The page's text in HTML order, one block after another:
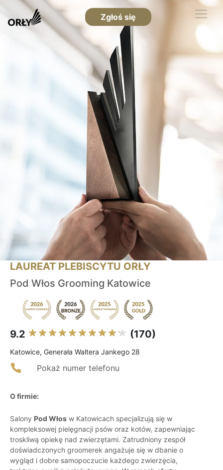
Zgłoś się
LAUREAT PLEBISCYTU ORŁY
Pod Włos Grooming Katowice
9.2 (170)
Katowice, Generała Waltera Jankego 28
Pokaż numer telefonu
O firmie:
Salony Pod Włos w Katowicach specjalizują się w
kompleksowej pielęgnacji psów oraz kotów, zapewniając
troskliwą opiekę nad zwierzętami. Zatrudniony zespół
doświadczonych groomerek angażuje się w dbanie o
wygląd i dobre samopoczucie każdego zwierzęcia,